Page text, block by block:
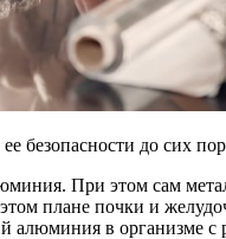
до сих пор
При этом сам
плане почки и
в организме с